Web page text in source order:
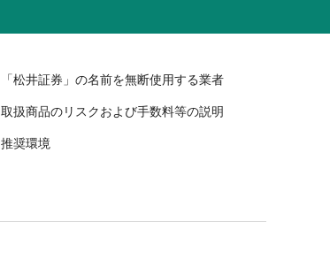
「松井証券」の名前を無断使用する業者
取扱商品のリスクおよび手数料等の説明
推奨環境